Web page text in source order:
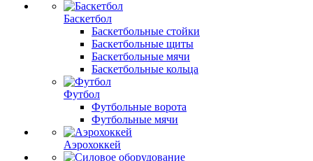
Баскетбол
Баскетбольные стойки
Баскетбольные щиты
Баскетбольные мячи
Баскетбольные кольца
Футбол
Футбольные ворота
Футбольные мячи
Аэрохоккей